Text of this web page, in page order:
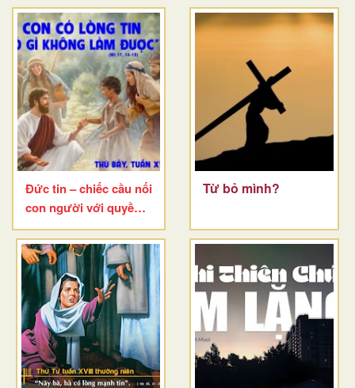
Đức tin – chiếc cầu nối
con người với quyền
năng Thiên Chúa
Từ bỏ mình?